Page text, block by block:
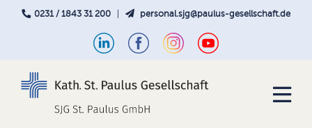
0231 / 1843 31 200 personal.sjg@paulus-gesellschaft.de